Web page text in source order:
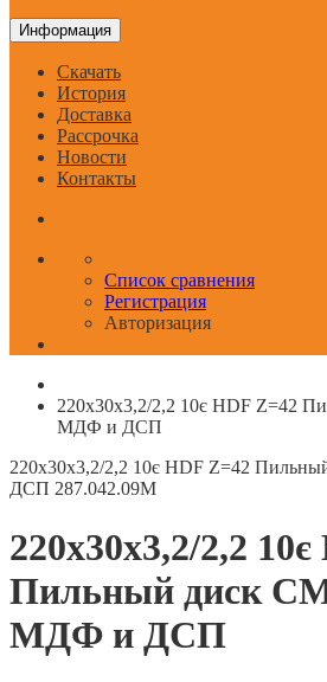
Информация
Скачать
История
Доставка
Рассрочка
Новости
Контакты
Список сравнения
Регистрация
Авторизация
220x30x3,2/2,2 10є HDF Z=42
МДФ и ДСП
220x30x3,2/2,2 10є HDF Z=42
ДСП 287.042.09M
220x30x3,2/2,2
Пильный диск
МДФ и ДСП